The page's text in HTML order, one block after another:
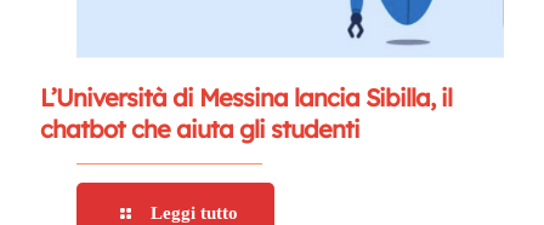
L’Università di Messina lancia Sibilla, il
chatbot che aiuta gli studenti
Leggi tutto